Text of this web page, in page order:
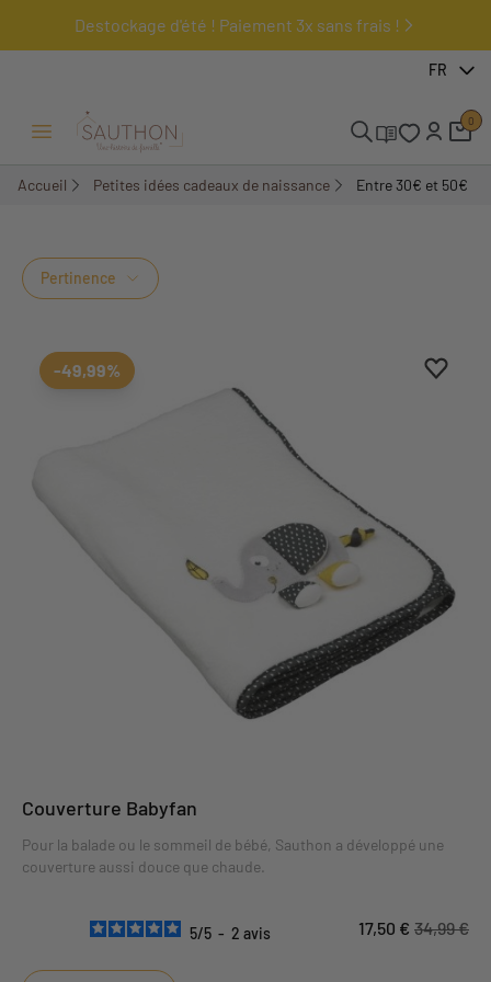
Destockage d'été ! Paiement 3x sans frais !
FR
Ouvrir/Fermer menu
0
Accueil Petites idées cadeaux de naissance Entre 30€ et 50€
Pertinence
-49,99%
Couverture Babyfan
Pour la balade ou le sommeil de bébé, Sauthon a développé une
couverture aussi douce que chaude.
5/5 - 2 avis 17,50 € 34,99 €